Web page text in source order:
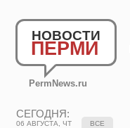
НОВОСТИ
ПЕРМИ
PermNews.ru
СЕГОДНЯ:
06 АВГУСТА, ЧТ ВСЕ